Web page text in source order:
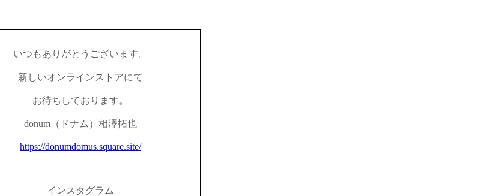
いつもありがとうございます。
新しいオンラインストアにて
お待ちしております。
donum（ドナム）相澤拓也
https://donumdomus.square.site/
インスタグラム